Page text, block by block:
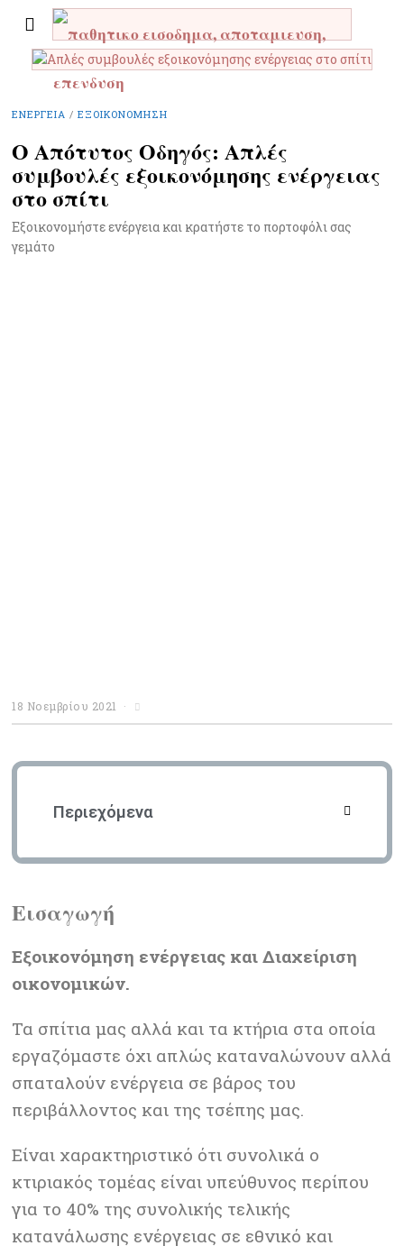
ΕΝΈΡΓΕΙΑ / ΕΞΟΙΚΟΝΌΜΗΣΗ
Ο Απότυτος Οδηγός: Απλές
συμβουλές εξοικονόμησης ενέργειας
στο σπίτι
Εξοικονομήστε ενέργεια και κρατήστε το πορτοφόλι σας
γεμάτο
18 Νοεμβρίου 2021
Περιεχόμενα
Εισαγωγή
Εξοικονόμηση ενέργειας και Διαχείριση
οικονομικών.
Τα σπίτια μας αλλά και τα κτήρια στα οποία
εργαζόμαστε όχι απλώς καταναλώνουν αλλά
σπαταλούν ενέργεια σε βάρος του
περιβάλλοντος και της τσέπης μας.
Είναι χαρακτηριστικό ότι συνολικά ο
κτιριακός τομέας είναι υπεύθυνος περίπου
για το 40% της συνολικής τελικής
κατανάλωσης ενέργειας σε εθνικό και